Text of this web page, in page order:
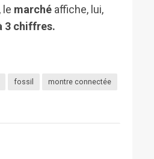
le marchéaffiche, lui,
3 chiffres.
fossil montre connectée